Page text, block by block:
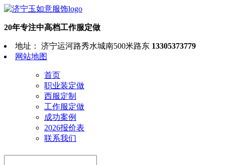
20年专注中高档工作服定做
地址： 济宁运河路秀水城南500米路东 13305373779
网站地图
首页
职业装定做
西服定制
工作服定做
成功案例
2026报价表
联系我们